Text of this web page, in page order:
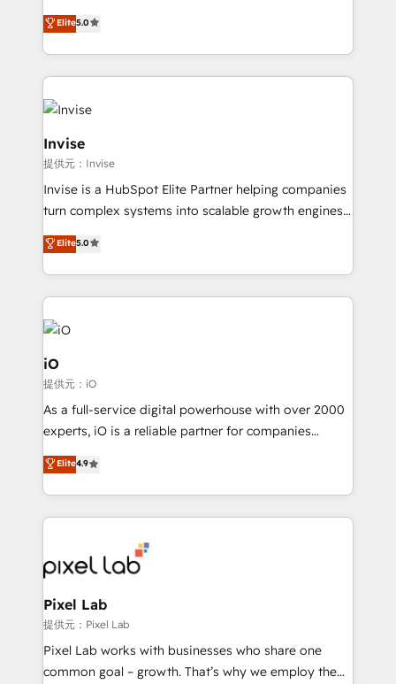
brings us to our mission; to effectively guide as
much Benelux companies as possible to be
clients have the same needs, Quattro offer a
bespoke approach for every client. Services include
business growth strategies, sales enablement, CRM
set-up, Migrations, Integrations, Enterprise level
Sales Hub, Marketing Hub, Customer Support Hub,
Ops Hub Software, inbound marketing strategy,
content strategies, branding, HubSpot CMS,
bespoke web apps and growth driven design
websites. Experienced in helping Global B2B
Manufacturers, Fintech, Professional Services, IT and
SaaS industries.
Elite5.0
Invise
提供元：Invise
Invise is a HubSpot Elite Partner helping companies
turn complex systems into scalable growth engines.
We combine strategy, technology and change
management to drive measurable results. As part of
the fast-growing Siloy Group, we unite more than
250+ HubSpot experts across Europe – ready to
build a CRM architecture optimized to support your
business goals. Talk to us if you’re looking to: -
Connect marketing, sales and operations around one
reliable source of truth - Unlock the full value of your
CRM and marketing data, not just implement a
system - Accelerate impact with a partner who
Elite5.0
iO
提供元：iO
As a full-service digital powerhouse with over 2000
experts, iO is a reliable partner for companies
looking to strengthen their position in the fields of
marketing, technology, content, strategy and
creation. iO combines in-depth knowledge on both
the marketing and technology end of HubSpot,
from end-to-end. Teams of marketing specialists,
developers, copywriters and designers work side by
side to meet the specific demands of every client
and project. Dedicated HubSpot teams combine all
skills for HubSpot projects from strategy to
implementation and training. Skilled in-house
Elite4.9
Pixel Lab
提供元：Pixel Lab
Pixel Lab works with businesses who share one
common goal – growth. That’s why we employ the